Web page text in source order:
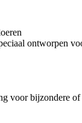
ontworpen
voor bijzondere